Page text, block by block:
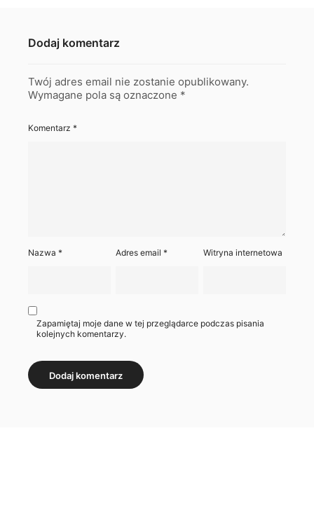
Dodaj komentarz
Twój adres email nie zostanie opublikowany.
Wymagane pola są oznaczone *
Komentarz *
Nazwa * Adres email* Witryna internetowa
Zapamiętaj moje dane w tej przeglądarce podczas pisania
kolejnych komentarzy.